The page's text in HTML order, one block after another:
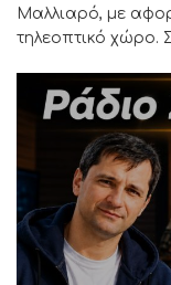
Μαλλιαρό, με
τηλεοπτικό χώρο.